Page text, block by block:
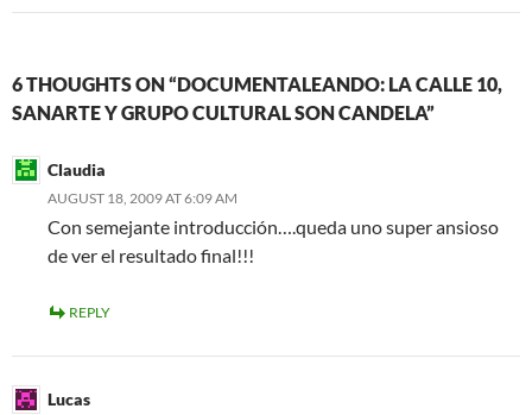
6 THOUGHTS ON “DOCUMENTALEANDO: LA CALLE 10,
SANARTE Y GRUPO CULTURAL SON CANDELA”
Claudia
AUGUST 18, 2009 AT 6:09 AM
Con semejante introducción….queda uno super ansioso
de ver el resultado final!!!
REPLY
Lucas